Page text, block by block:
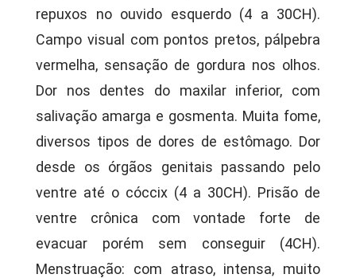
repuxos no ouvido esquerdo (4 a 30CH).
Campo visual com pontos pretos, pálpebra
vermelha, sensação de gordura nos olhos.
Dor nos dentes do maxilar inferior, com
salivação amarga e gosmenta. Muita fome,
diversos tipos de dores de estômago. Dor
desde os órgãos genitais passando pelo
ventre até o cóccix (4 a 30CH). Prisão de
ventre crônica com vontade forte de
evacuar porém sem conseguir (4CH).
Menstruação: com atraso, intensa, muito